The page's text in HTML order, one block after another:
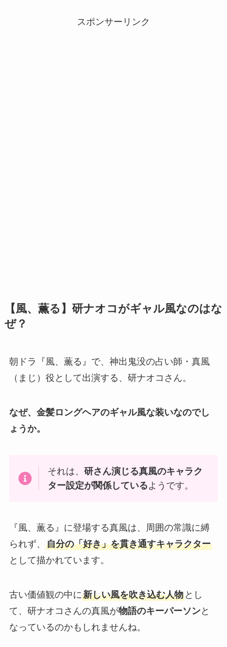
スポンサーリンク
【風、薫る】研ナオコがギャル風なのはな
ぜ？
朝ドラ『風、薫る』で、神出鬼没の占い師・真風
（まじ）役として出演する、研ナオコさん。
なぜ、金髪ロングヘアのギャル風な装いなのでし
ょうか。
それは、研さん演じる真風のキャラク
ター設定が関係しているようです。
『風、薫る』に登場する真風は、周囲の常識に縛
られず、 自分の「好き」を貫き通すキャラクター
として描かれています。
古い価値観の中に新しい風を吹き込む人物とし
て、研ナオコさんの真風が物語のキーパーソンと
なっているのかもしれませんね。